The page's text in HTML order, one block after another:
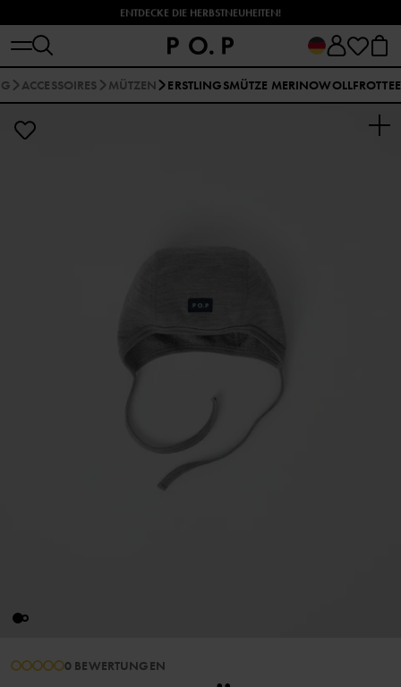
ENTDECKE DIE HERBSTNEUHEITEN!
ACCESSOIRES MÜTZEN ERSTLINGSMÜTZE MERINOWOLLFROTTEE
0 BEWERTUNGEN